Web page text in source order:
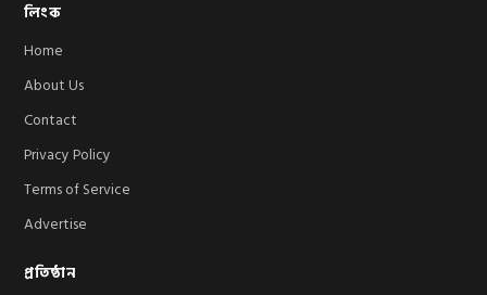
লিংক
Home
About Us
Contact
Privacy Policy
Terms of Service
Advertise
প্রতিষ্ঠান